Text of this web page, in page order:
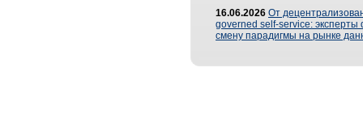
16.06.2026 От
governed self-service: эксперты
смену парадигмы на рынке